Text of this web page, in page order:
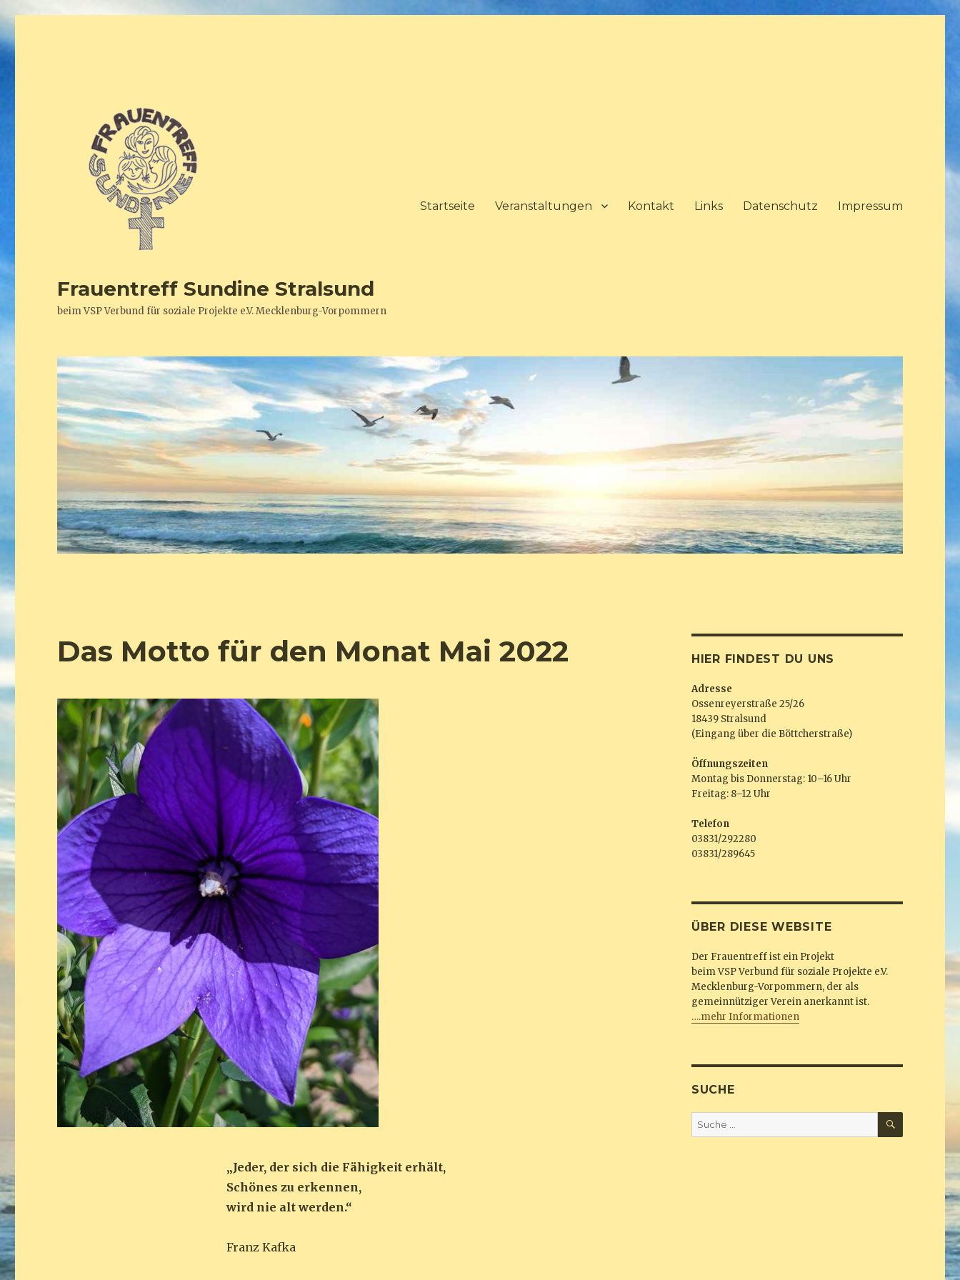
Frauentreff Sundine Stralsund
beim VSP Verbund für soziale Projekte e.V. Mecklenburg-Vorpommern
Startseite Veranstaltungen Kontakt Links Datenschutz Impressum
Das Motto für den Monat Mai 2022
„Jeder, der sich die Fähigkeit erhält,
Schönes zu erkennen,
wird nie alt werden.“
Franz Kafka
HIER FINDEST DU UNS
Adresse
Ossenreyerstraße 25/26
18439 Stralsund
(Eingang über die Böttcherstraße)
Öffnungszeiten
Montag bis Donnerstag: 10–16 Uhr
Freitag: 8–12 Uhr
Telefon
03831/292280
03831/289645
ÜBER DIESE WEBSITE
Der Frauentreff ist ein Projekt
beim VSP Verbund für soziale Projekte e.V.
Mecklenburg-Vorpommern, der als
gemeinnütziger Verein anerkannt ist.
….mehr Informationen
SUCHE
Suche
nach:
SUCHEN